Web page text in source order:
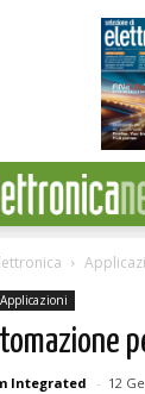
Applicazioni
Integrated - 12